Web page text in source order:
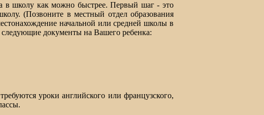
в школу как можно быстрее. Первый шаг - это
(Позвоните в местный отдел образования
начальной или средней школы в
документы на Вашего ребенка:
уроки английского или французского,